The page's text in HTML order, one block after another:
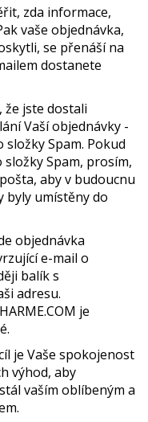
zda informace,
vaše objednávka,
se přenáší na
dostanete
že jste dostali
Vaší objednávky -
Spam. Pokud
Spam, prosím,
aby v budoucnu
byly umístěny do
objednávka
e-mail o
balík s
adresu.
je
je Vaše spokojenost
výhod, aby
stál vaším oblíbeným a